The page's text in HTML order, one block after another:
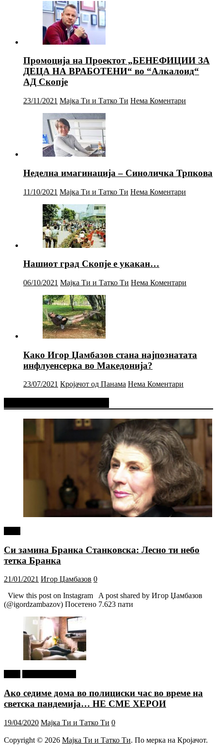
Промоција на Проектот „БЕНЕФИЦИИ ЗА
ДЕЦА НА ВРАБОТЕНИ“ во “Алкалоид“
АД Скопје
23/11/2021 Мајка Ти и Татко Ти Нема Коментари
Неделна имагинација – Синоличка Трпкова
11/10/2021 Мајка Ти и Татко Ти Нема Коментари
Нашиот град Скопје е укакан…
06/10/2021 Мајка Ти и Татко Ти Нема Коментари
Како Игор Џамбазов стана најпознатата
инфлуенсерка во Македонија?
23/07/2021 Кројачот од Панама Нема Коментари
Си замина Бранка Станковска: Лесно ти небо
тетка Бранка
21/01/2021 Игор Џамбазов 0
View this post on Instagram A post shared by Игор Џамбазов
(@igordzambazov) Посетено 7.623 пати
Ако седиме дома во полициски час во време на
светска пандемија… НЕ СМЕ ХЕРОИ
19/04/2020 Мајка Ти и Татко Ти 0
Copyright © 2026 Мајка Ти и Татко Ти. По мерка на Кројачот.